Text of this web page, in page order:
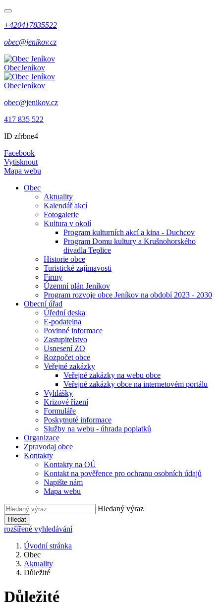
+420417835522
obec@jenikov.cz
ObecJeníkov
ObecJeníkov
obec@jenikov.cz
417 835 522
ID zfrbne4
Facebook
Vytisknout
Mapa webu
Obec
Aktuality
Kalendář akcí
Fotogalerie
Kultura v okolí
Program kulturních akcí a kina - Duchcov
Program Domu kultury a Krušnohorského
divadla Teplice
Historie obce
Turistické zajímavosti
Firmy
Územní plán Jeníkov
Program rozvoje obce Jeníkov na období 2023 - 2030
Obecní úřad
Úřední deska
E-podatelna
Povinné informace
Zastupitelstvo
Usnesení ZO
Rozpočet obce
Veřejné zakázky
Veřejné zakázky na webu obce
Veřejné zakázky obce na internetovém portálu
Vyhlášky
Krizové řízení
Formuláře
Poskytnuté informace
Služby na webu - úhrada poplatků
Organizace
Zpravodaj obce
Kontakty
Kontakty na OÚ
Kontakt na pověřence pro ochranu osobních údajů
Napište nám
Mapa webu
Hledaný výraz
Hledat
rozšířené vyhledávání
Úvodní stránka
Obec
Aktuality
Důležité
Důležité